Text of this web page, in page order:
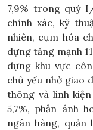
7,9% trong quý
chính xác, kỹ
nhiên, cụm hóa
dựng tăng mạnh
dựng khu vực
chủ yếu nhờ giao
thông và linh
5,7%, phản ánh
ngân hàng, quản